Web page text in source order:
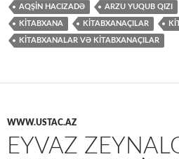
AQŞIN HACIZADƏ ARZU YUQUB QIZI
KİTABXANA KITABXANAÇILAR
KITABXANALAR VƏ KITABXANAÇILAR
WWW.USTAC.AZ
EYVAZ